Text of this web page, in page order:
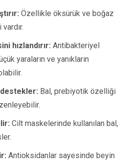
Özellikle öksürük ve boğaz
hızlandırır: Antibakteriyel
yaraların ve yanıkların
Bal, prebiyotik özelliği
Cilt maskelerinde kullanılan bal,
Antioksidanlar sayesinde beyin